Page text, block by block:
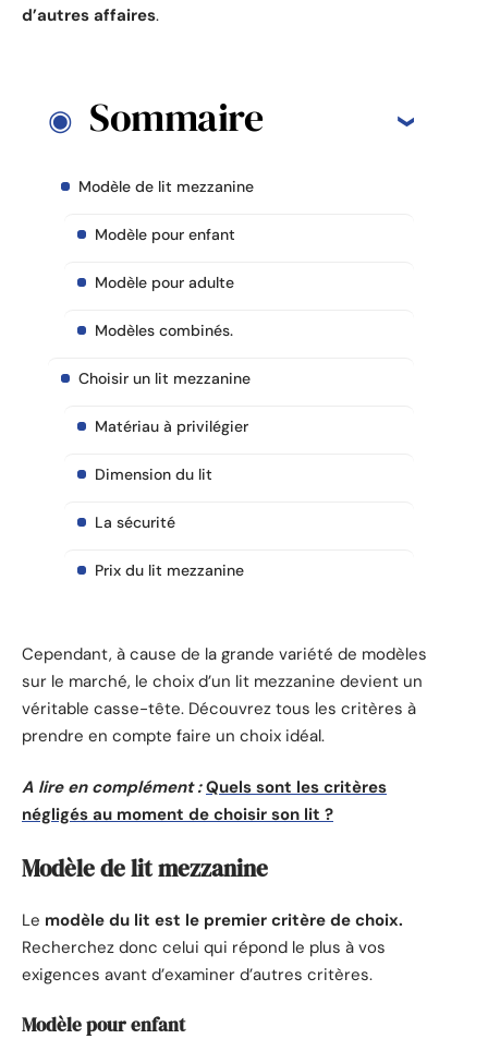
d’autres affaires.
Sommaire
Modèle de lit mezzanine
Modèle pour enfant
Modèle pour adulte
Modèles combinés.
Choisir un lit mezzanine
Matériau à privilégier
Dimension du lit
La sécurité
Prix du lit mezzanine
Cependant, à cause de la grande variété de modèles
sur le marché, le choix d’un lit mezzanine devient un
véritable casse-tête. Découvrez tous les critères à
prendre en compte faire un choix idéal.
A lire en complément : Quels sont les critères
négligés au moment de choisir son lit ?
Modèle de lit mezzanine
Le modèle du lit est le premier critère de choix.
Recherchez donc celui qui répond le plus à vos
exigences avant d’examiner d’autres critères.
Modèle pour enfant